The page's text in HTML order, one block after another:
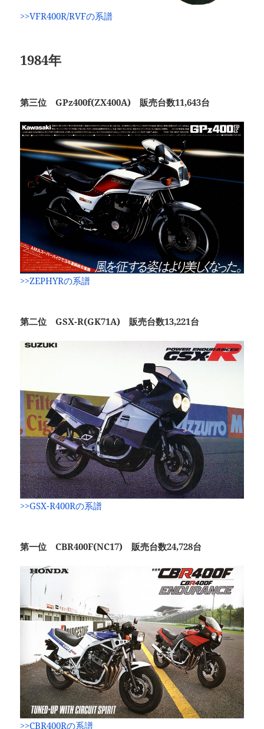
>>VFR400R/RVFの系譜
1984年
第三位 GPz400f(ZX400A) 販売台数11,643台
>>ZEPHYRの系譜
第二位 GSX-R(GK71A) 販売台数13,221台
>>GSX-R400Rの系譜
第一位 CBR400F(NC17) 販売台数24,728台
>>CBR400Rの系譜